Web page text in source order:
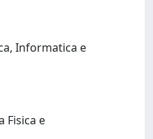
Informatica e
Fisica e